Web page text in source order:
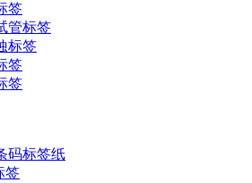
签
管标签
标签
签
签
码标签纸
签